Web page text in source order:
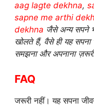
aag lagte dekhna,
sapne me arthi
dekhna जैसे अन्य सपने
खोलते हैं, वैसे ही यह
समझना और अपनाना
FAQ
जरूरी नहीं। यह सपना